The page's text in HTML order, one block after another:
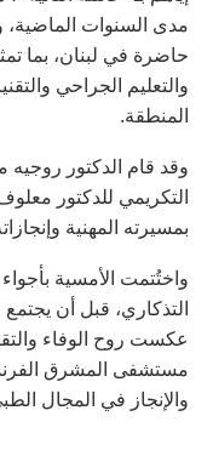
حاضرة في لبنان، بما
والتعليم الجراحي
المنطقة.
وقد قام الدكتور روجيه
التكريمي للدكتور
بمسيرته المهنية
واختُتمت الأمسية
التذكاري، قبل أن
عكست روح الوفاء
مستشفى المشرق
والإنجاز في المجال